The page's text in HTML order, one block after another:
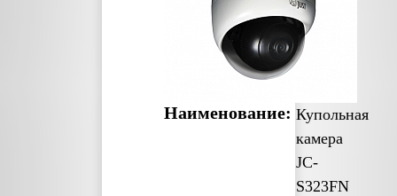
Наименование: Купольная
камера
JC-
S323FN